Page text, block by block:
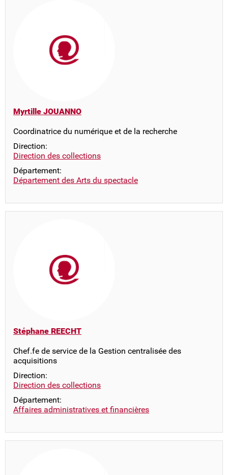
Myrtille JOUANNO
Coordinatrice du numérique et de la recherche
Direction:
Direction des collections
Département:
Département des Arts du spectacle
Stéphane REECHT
Chef.fe de service de la Gestion centralisée des
acquisitions
Direction:
Direction des collections
Département:
Affaires administratives et financières